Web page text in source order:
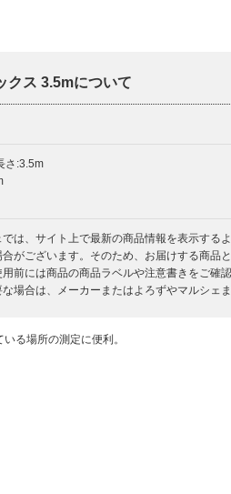
クス 3.5mについて
さ:3.5m
は、サイト上で最新の商品情報を表示する
がございます。そのため、お届けする商品
前には商品の商品ラベルや注意書きをご確
場合は、メーカーまたはよろずやマルシェ
る場所の測定に便利。